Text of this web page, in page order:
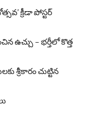
క్రీడా పోస్టర్
ఉచ్చు – భర్తీలో కొత్త
శ్రీకారం చుట్టిన